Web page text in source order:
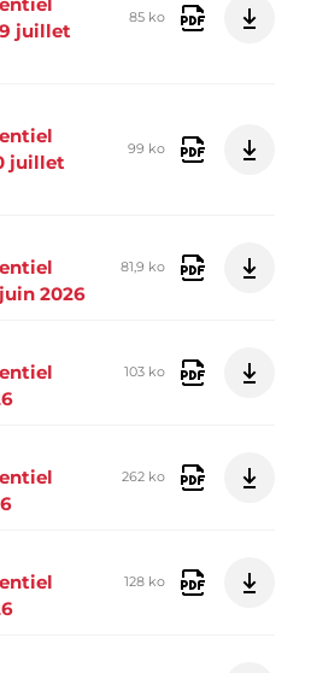
juillet
85 ko
juillet
99 ko
2026
81,9 ko
103 ko
262 ko
128 ko